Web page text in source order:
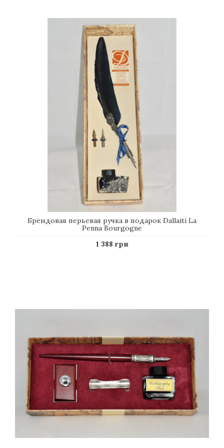
безупречного вкуса его владельца.
Брендовая перьевая ручка в подарок Dallaiti La
Penna Bourgogne
1 388 грн